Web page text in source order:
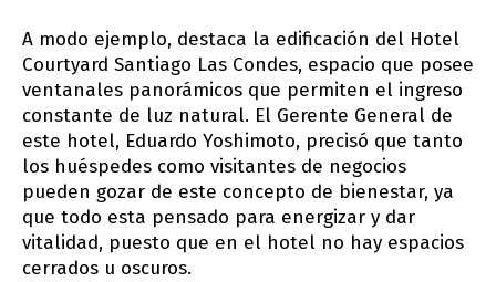
A modo ejemplo, destaca la edificación del Hotel
Courtyard Santiago Las Condes, espacio que posee
ventanales panorámicos que permiten el ingreso
constante de luz natural. El Gerente General de
este hotel, Eduardo Yoshimoto, precisó que tanto
los huéspedes como visitantes de negocios
pueden gozar de este concepto de bienestar, ya
que todo esta pensado para energizar y dar
vitalidad, puesto que en el hotel no hay espacios
cerrados u oscuros.